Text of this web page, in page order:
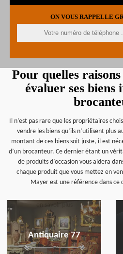
ON VOUS RAPPELLE
Pour quelles
évaluer ses biens
Il n’est pas rare que les propriétaires
vendre les biens qu’ils n’utilisent plus
montant de ces biens soit juste, il est
d’un brocanteur. Ce dernier étant un
de produits d’occasion vous aidera
chaque produit que vous mettez en
Mayer est une référence dans ce
Antiquaire 77
en savoir plus